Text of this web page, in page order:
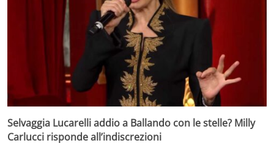
Selvaggia Lucarelli addio a Ballando con le stelle? Milly
Carlucci risponde all’indiscrezioni